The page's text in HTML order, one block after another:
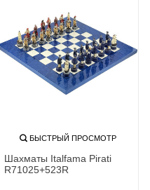
БЫСТРЫЙ ПРОСМОТР
Шахматы Italfama Pirati
R71025+523R